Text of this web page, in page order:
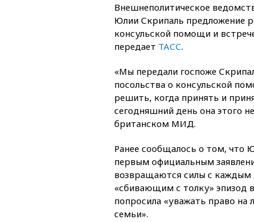
Внешнеполитическое
Юлии Скрипаль предложение
консульской помощи и
передает ТАСС.
«Мы передали госпоже
посольства о консульской
решить, когда принять и
сегодняшний день она этого
британском МИД.
Ранее сообщалось о том, что
первым официальным
возвращаются силы с каждым
«сбивающим с толку» эпизод
попросила «уважать право на
семьи».